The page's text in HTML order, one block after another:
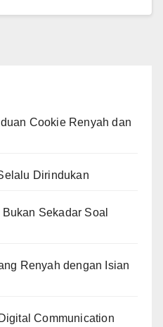
Cookie Renyah dan
Dirindukan
Sekadar Soal
Renyah dengan Isian
Communication